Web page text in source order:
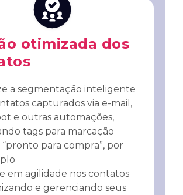
otimizada dos
a segmentação inteligente
capturados via e-mail,
e outras automações,
tags para marcação
para compra”, por
em agilidade nos contatos
e gerenciando seus